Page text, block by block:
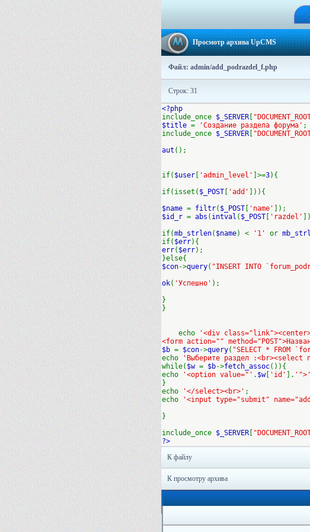
Просмотр архива UpCMS
Файл: admin/add_podrazdel_f.php
Строк: 31
<?php
include_once $_SERVER
$title = 'Создание раздела форума' ;
include_once $_SERVER
aut ();
if( $user 'admin_level' ]>=3){
if(isset( $_POST 'add'
])){
$name = filtr( $_POST 'name'
]);
$id_r = abs ( intval ( $_POST 'razdel'
if(mb_strlen( $name) < '1' or
if( $err){
err( $err);
}else{
$con->query( "INSERT INTO
ok( 'Успешно' );
}
}
echo
'<div
<form action=""
$b = $con->query( "SELECT * FROM
echo
'Выберите раздел :<br><select
while( $w = $b->fetch_assoc()){
echo
'<option value="' . $w[ 'id' ]. '">'
}
echo
'</select><br>' ;
echo
'<input type="submit"
}
include_once $_SERVER
?>
К файлу
К просмотру архива